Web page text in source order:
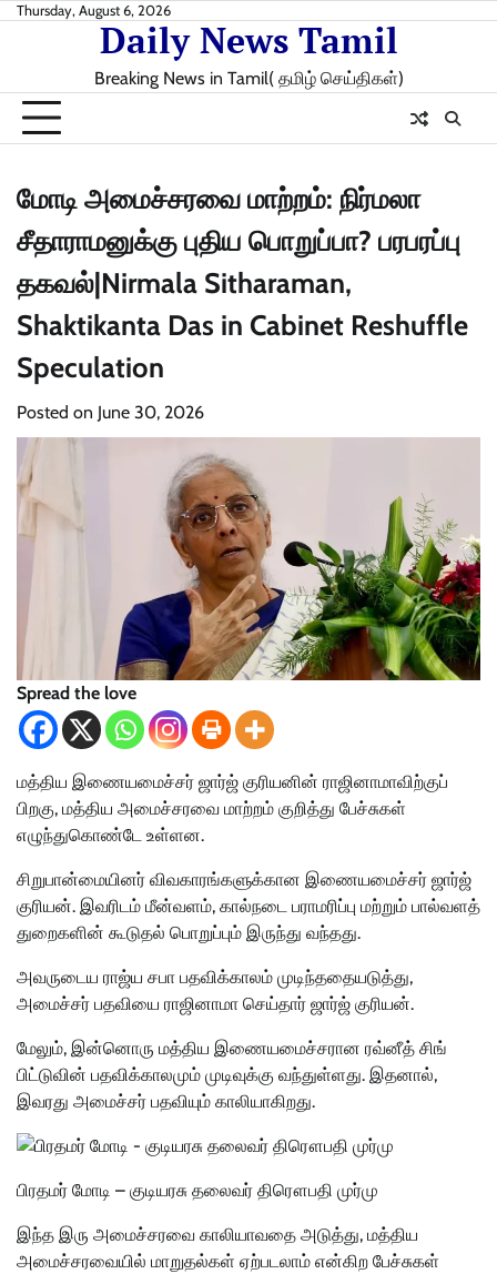
SkipThursday, August 6, 2026
Daily News Tamil
Breaking News in Tamil( தமிழ் செய்திகள்)
மோடி அமைச்சரவை மாற்றம்: நிர்மலா
சீதாராமனுக்கு புதிய பொறுப்பா? பரபரப்பு
தகவல்|Nirmala Sitharaman,
Shaktikanta Das in Cabinet Reshuffle
Speculation
Posted on June 30, 2026
Spread the love
மத்திய இணையமைச்சர் ஜார்ஜ் குரியனின் ராஜினாமாவிற்குப்
பிறகு, மத்திய அமைச்சரவை மாற்றம் குறித்து பேச்சுகள்
எழுந்துகொண்டே உள்ளன.
சிறுபான்மையினர் விவகாரங்களுக்கான இணையமைச்சர் ஜார்ஜ்
குரியன். இவரிடம் மீன்வளம், கால்நடை பராமரிப்பு மற்றும் பால்வளத்
துறைகளின் கூடுதல் பொறுப்பும் இருந்து வந்தது.
அவருடைய ராஜ்ய சபா பதவிக்காலம் முடிந்ததையடுத்து,
அமைச்சர் பதவியை ராஜினாமா செய்தார் ஜார்ஜ் குரியன்.
மேலும், இன்னொரு மத்திய இணையமைச்சரான ரவ்னீத் சிங்
பிட்டுவின் பதவிக்காலமும் முடிவுக்கு வந்துள்ளது. இதனால்,
இவரது அமைச்சர் பதவியும் காலியாகிறது.
பிரதமர் மோடி – குடியரசு தலைவர் திரௌபதி முர்மு
இந்த இரு அமைச்சரவை காலியாவதை அடுத்து, மத்திய
அமைச்சரவையில் மாறுதல்கள் ஏற்படலாம் என்கிற பேச்சுகள்